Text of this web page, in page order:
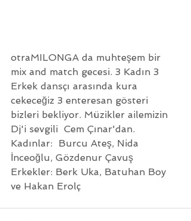
otraMILONGA da muhteşem bir
mix and match gecesi. 3 Kadın 3
Erkek dansçı arasında kura
cekeceğiz 3 enteresan gösteri
bizleri bekliyor. Müzikler ailemizin
Dj'i sevgili  Cem Çınar'dan.
Kadınlar:  Burcu Ateş, Nida
İnceoğlu, Gözdenur Çavuş
Erkekler: Berk Uka, Batuhan Boy
ve Hakan Erolç